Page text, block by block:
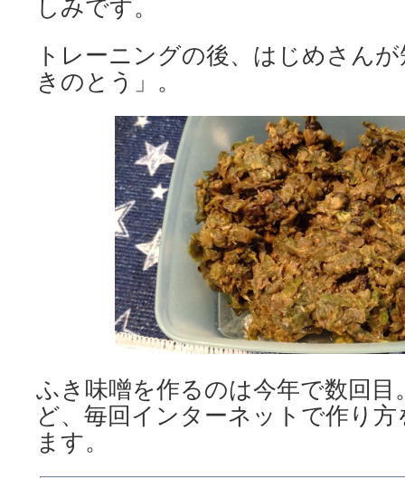
しみです。
トレーニングの後、はじめさん
きのとう」。
ふき味噌を作るのは今年で数回
ど、毎回インターネットで作り
ます。